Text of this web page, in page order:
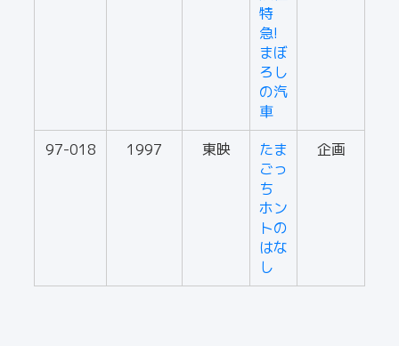
特
急!
まぼ
ろし
の汽
車
97-018 1997 東映
たま
ごっ
ち
ホン
トの
はな
し
企画